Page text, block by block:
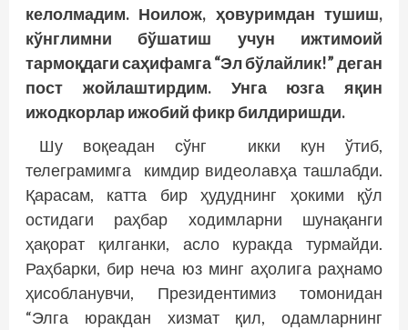
келолмадим. Ноилож, ҳовуримдан тушиш,
кўнглимни бўшатиш учун ижтимоий
тармоқдаги саҳифамга “Эл бўлайлик!” деган
пост жойлаштирдим. Унга юзга яқин
ижодкорлар ижобий фикр билдиришди.
Шу воқеадан сўнг икки кун ўтиб,
телеграмимга кимдир видеолавҳа ташлабди.
Қарасам, катта бир ҳудуднинг ҳокими қўл
остидаги раҳбар ходимларни шунақанги
ҳақорат қилганки, асло куракда турмайди.
Раҳбарки, бир неча юз минг аҳолига раҳнамо
ҳисобланувчи, Президентимиз томонидан
“Элга юракдан хизмат қил, одамларнинг